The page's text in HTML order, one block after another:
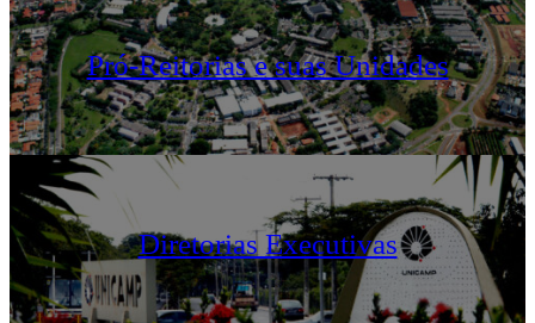
Pró-Reitorias e suas Unidades
Diretorias Executivas